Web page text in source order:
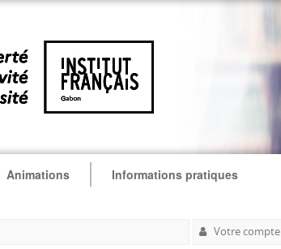
Animations Informations pratiques
Votre compte